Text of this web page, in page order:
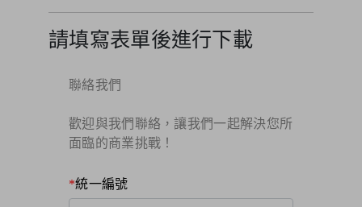
請填寫表單後進行下載
聯絡我們
歡迎與我們聯絡，讓我們一起解決您所
面臨的商業挑戰！​
統一編號